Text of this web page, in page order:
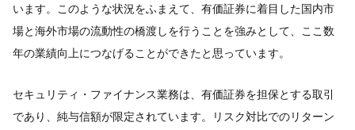
います。このような状況をふまえて、有価証券に着目した国内市
場と海外市場の流動性の橋渡しを行うことを強みとして、ここ数
年の業績向上につなげることができたと思っています。
セキュリティ・ファイナンス業務は、有価証券を担保とする取引
であり、純与信額が限定されています。リスク対比でのリターン